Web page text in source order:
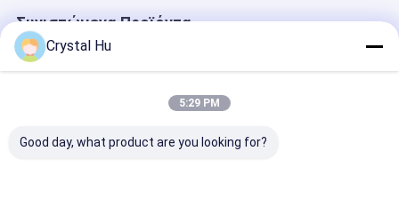
Συνιστώμενα Προϊόντα
Crystal Hu
5:29 PM
Good day, what product are you looking for?